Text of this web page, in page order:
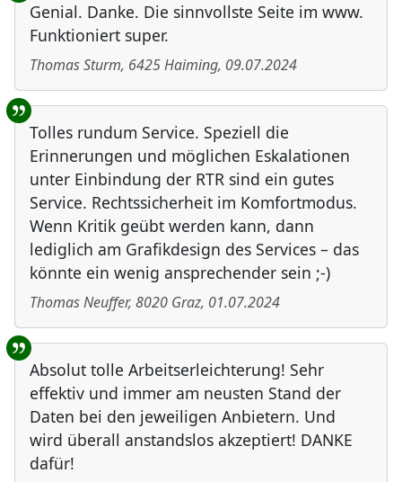
Genial. Danke. Die sinnvollste Seite im www.
Funktioniert super.
Thomas Sturm, 6425Haiming, 09.07.2024
Tolles rundum Service. Speziell die
Erinnerungen und möglichen Eskalationen
unter Einbindung der RTR sind ein gutes
Service. Rechtssicherheit im Komfortmodus.
Wenn Kritik geübt werden kann, dann
lediglich am Grafikdesign des Services – das
könnte ein wenig ansprechender sein ;-)
Thomas Neuffer, 8020 Graz, 01.07.2024
Absolut tolle Arbeitserleichterung! Sehr
effektiv und immer am neusten Stand der
Daten bei den jeweiligen Anbietern. Und
wird überall anstandslos akzeptiert! DANKE
dafür!